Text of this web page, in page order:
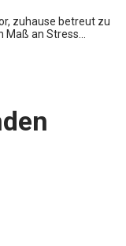
zuhause betreut zu
an Stress...